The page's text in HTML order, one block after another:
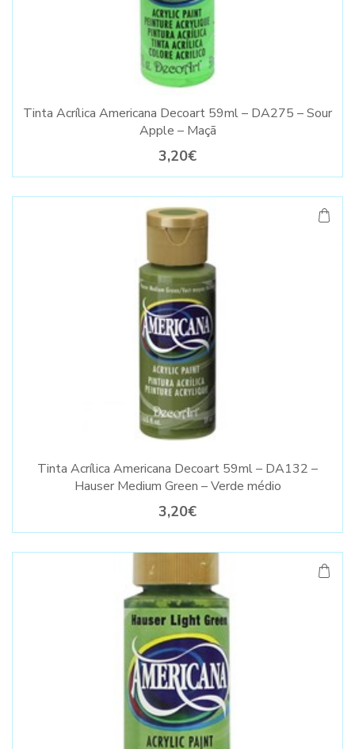
Tinta Acrílica Americana Decoart 59ml – DA275 – Sour
Apple – Maçã
3,20€
Tinta Acrílica Americana Decoart 59ml – DA132 –
Hauser Medium Green – Verde médio
3,20€